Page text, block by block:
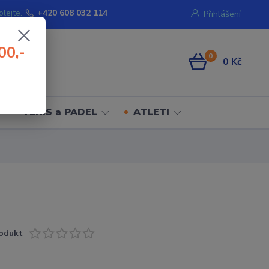
Přihlášení
+420 608 032 114
0 0 Kč
TENIS a PADEL ATLETI